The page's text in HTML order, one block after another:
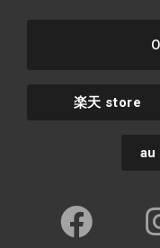
楽天 store
au